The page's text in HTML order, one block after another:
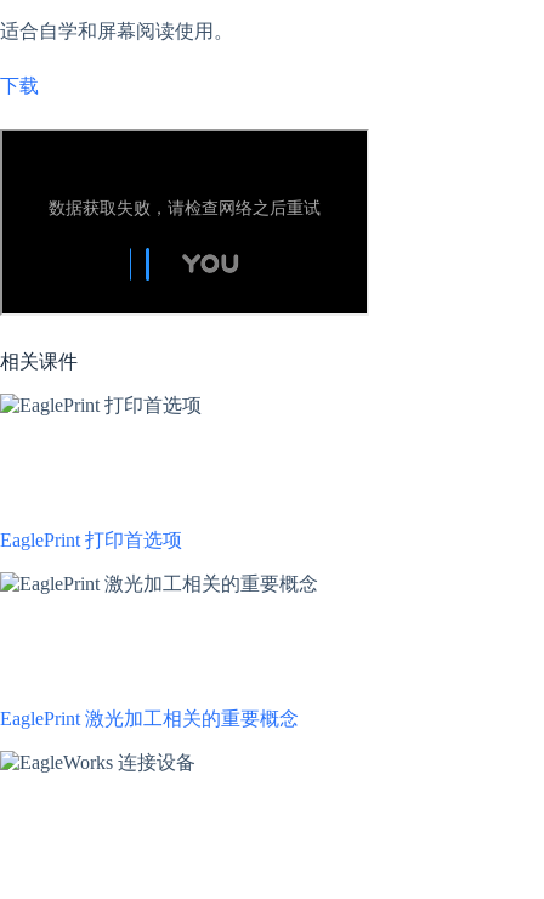
适合自学和屏幕阅读使用。
下载
相关课件
EaglePrint 打印首选项
EaglePrint 激光加工相关的重要概念